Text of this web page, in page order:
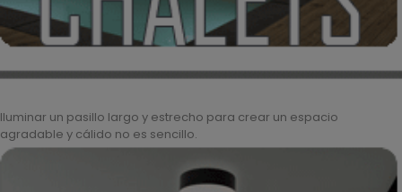
Iluminar un pasillo largo y estrecho para crear un espacio
agradable y cálido no es sencillo.